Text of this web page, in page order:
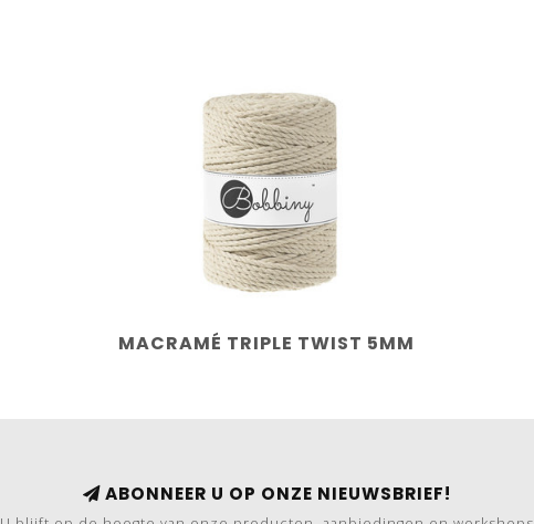
MACRAMÉ TRIPLE TWIST 5MM
ABONNEER U OP ONZE NIEUWSBRIEF!